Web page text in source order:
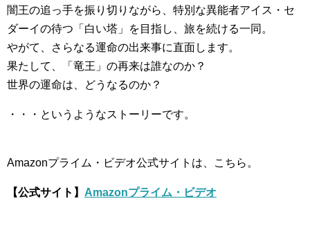
闇王の追っ手を振り切りながら、特別な異能者アイス・セ
ダーイの待つ「白い塔」を目指し、旅を続ける一同。
やがて、さらなる運命の出来事に直面します。
果たして、「竜王」の再来は誰なのか？
世界の運命は、どうなるのか？
・・・というようなストーリーです。
Amazonプライム・ビデオ公式サイトは、こちら。
【公式サイト】 Amazonプライム・ビデオ